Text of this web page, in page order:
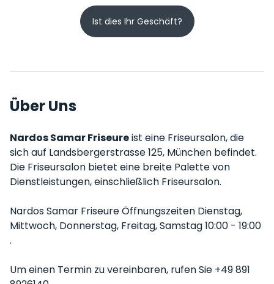
Ist dies Ihr Geschäft?
Über Uns
Nardos Samar Friseureist eine Friseursalon, die
sich auf Landsbergerstrasse 125, München befindet.
Die Friseursalon bietet eine breite Palette von
Dienstleistungen, einschließlich Friseursalon.
Nardos Samar Friseure Öffnungszeiten Dienstag,
Mittwoch, Donnerstag, Freitag, Samstag 10:00 - 19:00
.
Um einen Termin zu vereinbaren, rufen Sie +49 891